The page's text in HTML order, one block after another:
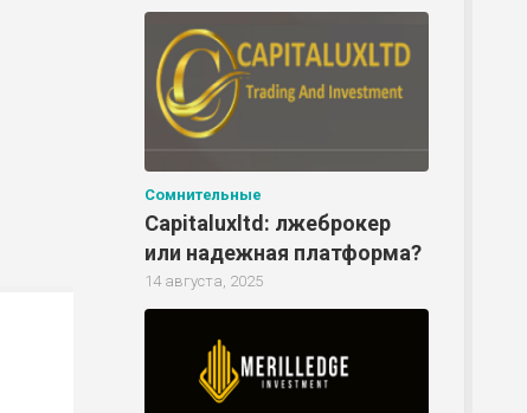
Сомнительные
Capitaluxltd: лжеброкер
или надежная платформа?
14 августа, 2025